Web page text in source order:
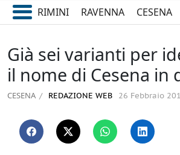
RIMINI RAVENNA CESENA
Già sei varianti per
il nome di Cesena in
CESENA REDAZIONE WEB 26 Febbraio